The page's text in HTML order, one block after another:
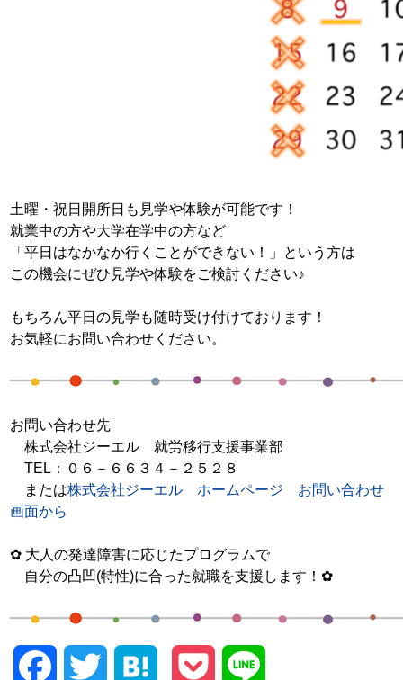
土曜・祝日開所日も見学や体験が可能です！
就業中の方や大学在学中の方など
「平日はなかなか行くことができない！」という方は
この機会にぜひ見学や体験をご検討ください♪
もちろん平日の見学も随時受け付けております！
お気軽にお問い合わせください。
お問い合わせ先
株式会社ジーエル 就労移行支援事業部
TEL ：０６－６６３４－２５２８
または株式会社ジーエル ホームページ お問い合わせ
画面から
✿ 大人の発達障害に応じたプログラムで
自分の凸凹 (特性)に合った就職を支援します！✿
FacebookTwitter Hatena Pocket